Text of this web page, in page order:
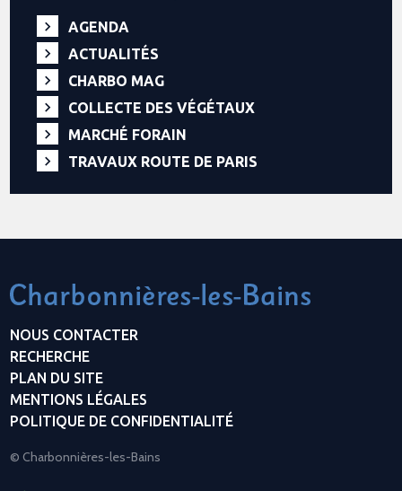
AGENDA
ACTUALITÉS
CHARBO MAG
COLLECTE DES VÉGÉTAUX
MARCHÉ FORAIN
TRAVAUX ROUTE DE PARIS
NOUS CONTACTER
RECHERCHE
PLAN DU SITE
MENTIONS LÉGALES
POLITIQUE DE CONFIDENTIALITÉ
© Charbonnières-les-Bains